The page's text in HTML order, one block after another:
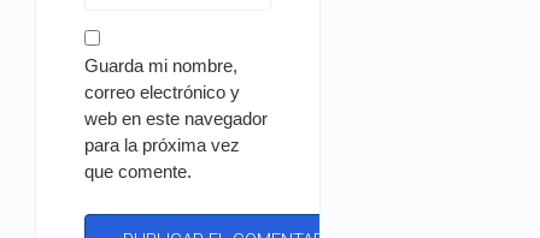
Guarda mi nombre,
correo electrónico y
web en este navegador
para la próxima vez
que comente.